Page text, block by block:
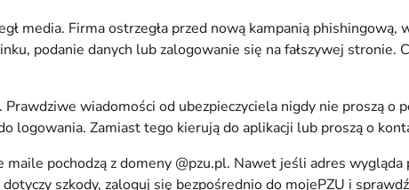
media. Firma ostrzegła przed nową kampanią phishingową,
podanie danych lub zalogowanie się na fałszywej stronie.
wiadomości od ubezpieczyciela nigdy nie proszą o
logowania. Zamiast tego kierują do aplikacji lub proszą o
maile pochodzą z domeny @pzu.pl. Nawet jeśli adres
szkody, zaloguj się bezpośrednio do mojePZU i